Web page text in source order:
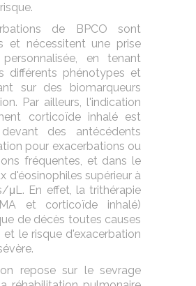
de BPCO sont
et nécessitent une prise
en tenant
différents phénotypes et
sur des biomarqueurs
Par ailleurs, l'indication
corticoïde inhalé est
des antécédents
pour exacerbations ou
fréquentes, et dans le
d'éosinophiles supérieur à
μL. En effet, la trithérapie
et corticoïde inhalé)
de décès toutes causes
le risque d'exacerbation
repose sur le sevrage